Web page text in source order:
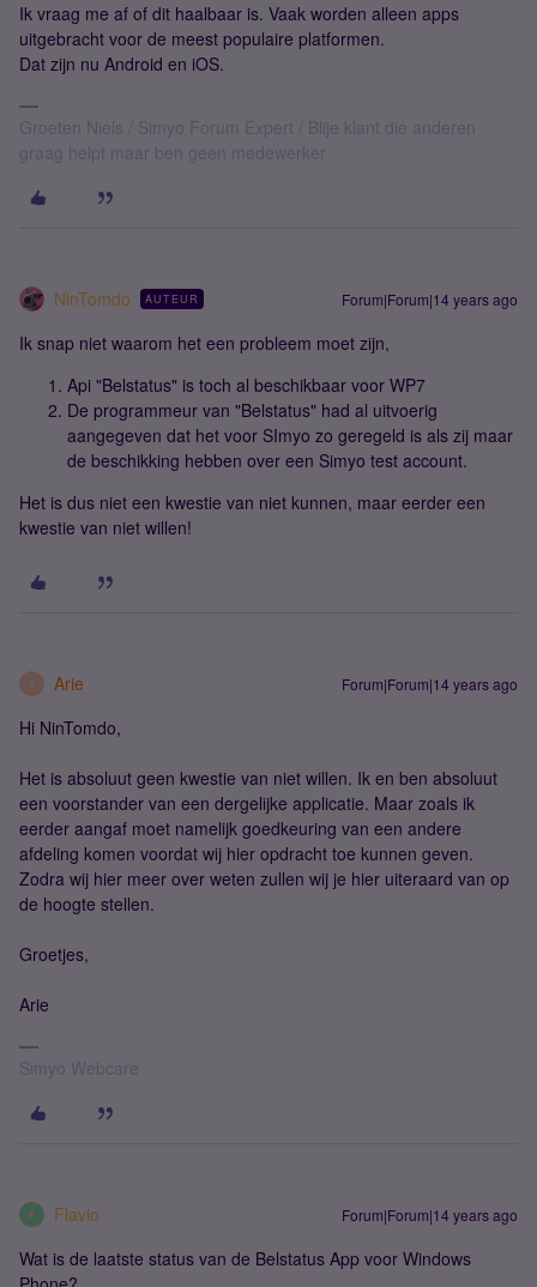
Ik vraag me af of dit haalbaar is. Vaak worden alleen apps
uitgebracht voor de meest populaire platformen.
Dat zijn nu Android en iOS.
Groeten Niels / Simyo Forum Expert / Blije klant die anderen
graag helpt maar ben geen medewerker
NinTomdo AUTEUR Forum|Forum|14 years ago
Ik snap niet waarom het een probleem moet zijn,
Api "Belstatus" is toch al beschikbaar voor WP7
De programmeur van "Belstatus" had al uitvoerig
aangegeven dat het voor SImyo zo geregeld is als zij maar
de beschikking hebben over een Simyo test account.
Het is dus niet een kwestie van niet kunnen, maar eerder een
kwestie van niet willen!
A Arie Forum|Forum|14 years ago
Hi NinTomdo,
Het is absoluut geen kwestie van niet willen. Ik en ben absoluut
een voorstander van een dergelijke applicatie. Maar zoals ik
eerder aangaf moet namelijk goedkeuring van een andere
afdeling komen voordat wij hier opdracht toe kunnen geven.
Zodra wij hier meer over weten zullen wij je hier uiteraard van op
de hoogte stellen.
Groetjes,
Arie
Simyo Webcare
F Flavio Forum|Forum|14 years ago
Wat is de laatste status van de Belstatus App voor Windows